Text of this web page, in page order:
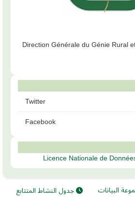
Direction Générale du Génie Rural
Twitter
Facebook
Licence Nationale de
البيانات جدول النشاط المتتابع